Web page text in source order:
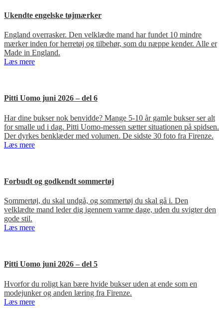
Ukendte engelske tøjmærker
England overrasker. Den velklædte mand har fundet 10 mindre
mærker inden for herretøj og tilbehør, som du næppe kender. Alle er
Made in England.
Læs mere
Pitti Uomo juni 2026 – del 6
Har dine bukser nok benvidde? Mange 5-10 år gamle bukser ser alt
for smalle ud i dag. Pitti Uomo-messen sætter situationen på spidsen.
Der dyrkes benklæder med volumen. De sidste 30 foto fra Firenze.
Læs mere
Forbudt og godkendt sommertøj
Sommertøj, du skal undgå, og sommertøj du skal gå i. Den
velklædte mand leder dig igennem varme dage, uden du svigter den
gode stil.
Læs mere
Pitti Uomo juni 2026 – del 5
Hvorfor du roligt kan bære hvide bukser uden at ende som en
modejunker og anden læring fra Firenze.
Læs mere